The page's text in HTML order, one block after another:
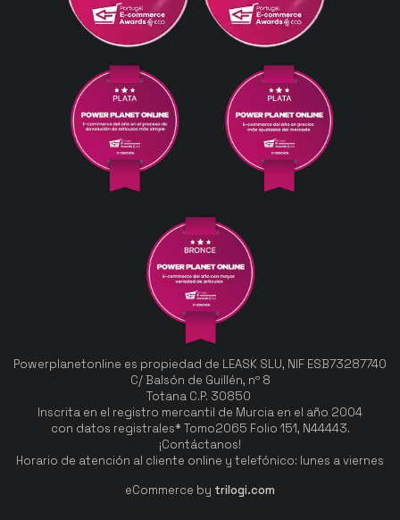
Powerplanetonline es propiedad de LEASK SLU, NIF ESB73287740
C/ Balsón de Guillén, nº 8
Totana C.P. 30850
Inscrita en el registro mercantil de Murcia en el año 2004
con datos registrales* Tomo2065 Folio 151, N44443.
¡Contáctanos!
Horario de atención al cliente online y telefónico: lunes a viernes
eCommerce by trilogi.com